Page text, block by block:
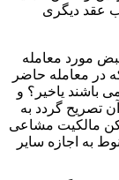
عقد دیگری
مورد معامله
در معامله حاضر
باشند یاخیر؟ و
تصریح گردد به
مالکیت مشاعی
به اجازه سایر